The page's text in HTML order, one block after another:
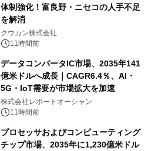
体制強化！富良野・ニセコの人手不足
を解消
クウカン株式会社
11時間前
データコンバータIC市場、2035年141
億米ドルへ成長｜CAGR6.4％、AI・
5G・IoT需要が市場拡大を加速
株式会社レポートオーシャン
11時間前
プロセッサおよびコンピューティング
チップ市場、2035年に1,230億米ドル